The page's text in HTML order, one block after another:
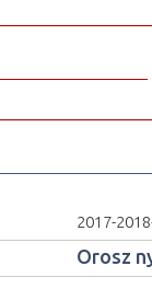
2017-
Orosz